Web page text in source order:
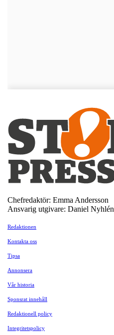
Chefredaktör: Emma Andersson
Ansvarig utgivare: Daniel Nyhlén
Redaktionen
Kontakta oss
Tipsa
Annonsera
Vår historia
Sponsrat innehåll
Redaktionell policy
Integritetspolicy